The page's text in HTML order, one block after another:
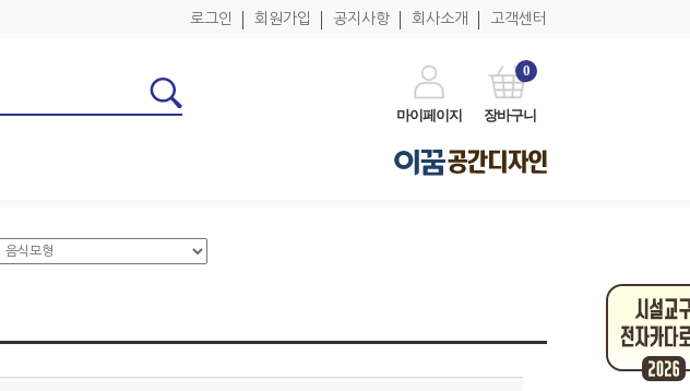
로그인 회원가입 공지사항 회사소개 고객센터
마이페이지
0
장바구니